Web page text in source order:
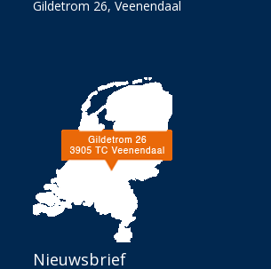
Gildetrom 26, Veenendaal
Nieuwsbrief